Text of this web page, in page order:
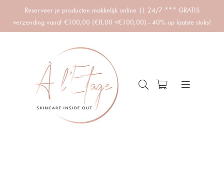
Reserveer je producten makkelijk online || 24/7 *** GRATIS
verzending vanaf €100,00 (€8,00 <€100,00) - 40% op laatste stuks!